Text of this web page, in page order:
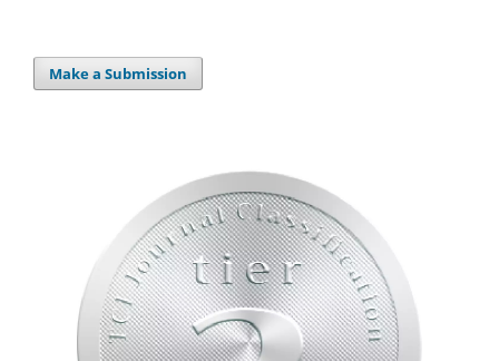
Make a Submission